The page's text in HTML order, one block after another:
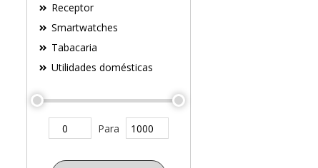
Receptor
Smartwatches
Tabacaria
Utilidades domésticas
Para